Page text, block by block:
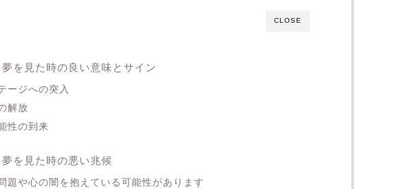
CLOSE
を見た時の良い意味とサイン
ージへの突入
解放
性の到来
を見た時の悪い兆候
題や心の闇を抱えている可能性があります